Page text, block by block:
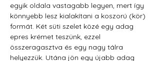
egyik oldala vastagabb legyen, mert így
könnyebb lesz kialakítani a koszorú (kör)
formát. Két süti szelet közé egy adag
epres krémet teszünk, ezzel
összeragasztva és egy nagy tálra
helyezzük. Utána jön egy újabb adag